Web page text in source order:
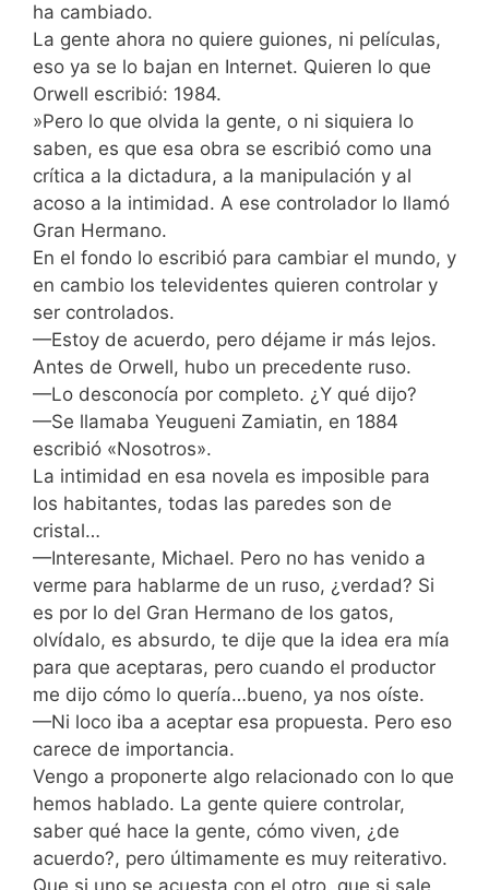
ha cambiado.
La gente ahora no quiere guiones, ni películas,
eso ya se lo bajan en Internet. Quieren lo que
Orwell escribió: 1984.
»Pero lo que olvida la gente, o ni siquiera lo
saben, es que esa obra se escribió como una
crítica a la dictadura, a la manipulación y al
acoso a la intimidad. A ese controlador lo llamó
Gran Hermano.
En el fondo lo escribió para cambiar el mundo, y
en cambio los televidentes quieren controlar y
ser controlados.
—Estoy de acuerdo, pero déjame ir más lejos.
Antes de Orwell, hubo un precedente ruso.
—Lo desconocía por completo. ¿Y qué dijo?
—Se llamaba Yeugueni Zamiatin, en 1884
escribió «Nosotros».
La intimidad en esa novela es imposible para
los habitantes, todas las paredes son de
cristal…
—Interesante, Michael. Pero no has venido a
verme para hablarme de un ruso, ¿verdad? Si
es por lo del Gran Hermano de los gatos,
olvídalo, es absurdo, te dije que la idea era mía
para que aceptaras, pero cuando el productor
me dijo cómo lo quería…bueno, ya nos oíste.
—Ni loco iba a aceptar esa propuesta. Pero eso
carece de importancia.
Vengo a proponerte algo relacionado con lo que
hemos hablado. La gente quiere controlar,
saber qué hace la gente, cómo viven, ¿de
acuerdo?, pero últimamente es muy reiterativo.